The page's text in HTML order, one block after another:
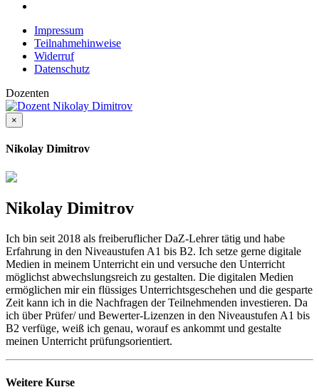
Impressum
Teilnahmehinweise
Widerruf
Datenschutz
Dozenten
×
Nikolay Dimitrov
Nikolay Dimitrov
Ich bin seit 2018 als freiberuflicher DaZ-Lehrer tätig und habe
Erfahrung in den Niveaustufen A1 bis B2. Ich setze gerne digitale
Medien in meinem Unterricht ein und versuche den Unterricht
möglichst abwechslungsreich zu gestalten. Die digitalen Medien
ermöglichen mir ein flüssiges Unterrichtsgeschehen und die gesparte
Zeit kann ich in die Nachfragen der Teilnehmenden investieren. Da
ich über Prüfer/ und Bewerter-Lizenzen in den Niveaustufen A1 bis
B2 verfüge, weiß ich genau, worauf es ankommt und gestalte
meinen Unterricht prüfungsorientiert.
Weitere Kurse